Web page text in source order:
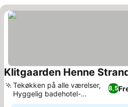
Klitgaarden Henne
8,5
Tekøkken på alle værelser,
Hyggelig badehotel-
stemning